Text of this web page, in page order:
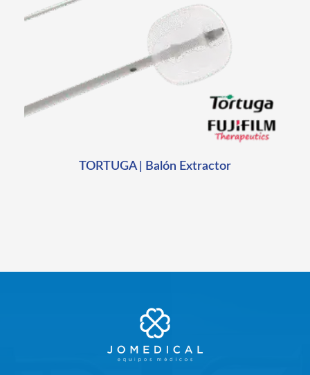
TORTUGA | Balón Extractor